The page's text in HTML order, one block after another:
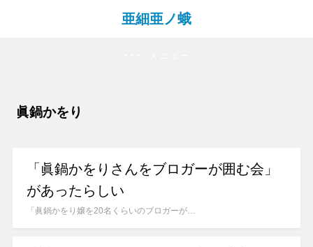
亜細亜ノ蛾
眞鍋かをり
「眞鍋かをりさんをブロガーが囲む会」
があったらしい
「眞鍋かをり嬢を20名くらいのブロガーが…